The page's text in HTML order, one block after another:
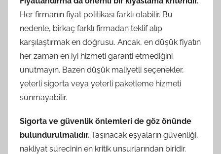
Her firmanın fiyat politikası farklı olabilir. Bu
nedenle, birkaç farklı firmadan teklif alıp
karşılaştırmak en doğrusu. Ancak, en düşük fiyatın
her zaman en iyi hizmeti garanti etmediğini
unutmayın. Bazen düşük maliyetli seçenekler,
yeterli sigorta veya yeterli paketleme hizmeti
sunmayabilir.
Sigorta ve güvenlik önlemleri de göz önünde
bulundurulmalıdır. Taşınacak eşyaların güvenliği,
nakliyat sürecinin en kritik unsurlarından biridir.